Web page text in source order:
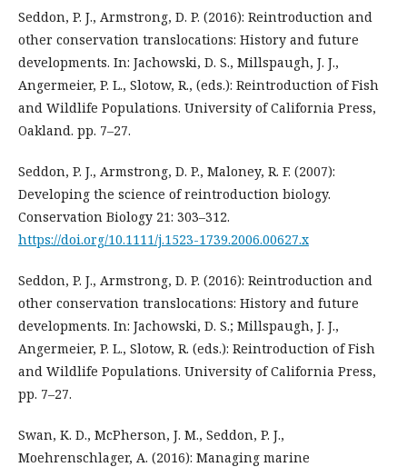
Seddon, P. J., Armstrong, D. P. (2016): Reintroduction and
other conservation translocations: History and future
developments. In: Jachowski, D. S., Millspaugh, J. J.,
Angermeier, P. L., Slotow, R., (eds.): Reintroduction of Fish
and Wildlife Populations. University of California Press,
Oakland. pp. 7–27.
Seddon, P. J., Armstrong, D. P., Maloney, R. F. (2007):
Developing the science of reintroduction biology.
Conservation Biology 21: 303–312.
https://doi.org/10.1111/j.1523-1739.2006.00627.x
Seddon, P. J., Armstrong, D. P. (2016): Reintroduction and
other conservation translocations: History and future
developments. In: Jachowski, D. S.; Millspaugh, J. J.,
Angermeier, P. L., Slotow, R. (eds.): Reintroduction of Fish
and Wildlife Populations. University of California Press,
pp. 7–27.
Swan, K. D., McPherson, J. M., Seddon, P. J.,
Moehrenschlager, A. (2016): Managing marine